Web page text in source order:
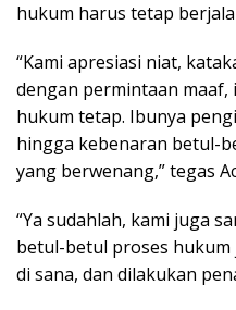
hukum harus tetap
“Kami apresiasi niat,
dengan permintaan
hukum tetap. Ibunya
hingga kebenaran betul-
yang berwenang,” tegas
“Ya sudahlah, kami juga
betul-betul proses hukum
di sana, dan dilakukan